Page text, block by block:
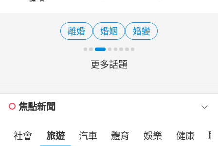
出婚變，方志友5月公開露面時還強調
從未協議離婚，未料今（10
離婚 婚姻 婚變
更多話題
焦點新聞
社會 旅遊 汽車 體育 娛樂 健康